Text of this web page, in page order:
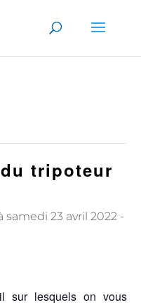
tripoteur
samedi 23 avril 2022 -
sur lesquels on vous